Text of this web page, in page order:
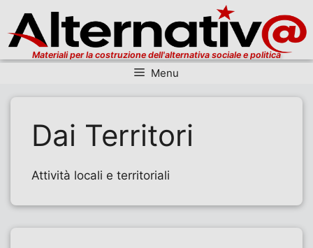
Materiali per la costruzione dell'alternativa sociale e politica
Menu
Dai Territori
Attività locali e territoriali